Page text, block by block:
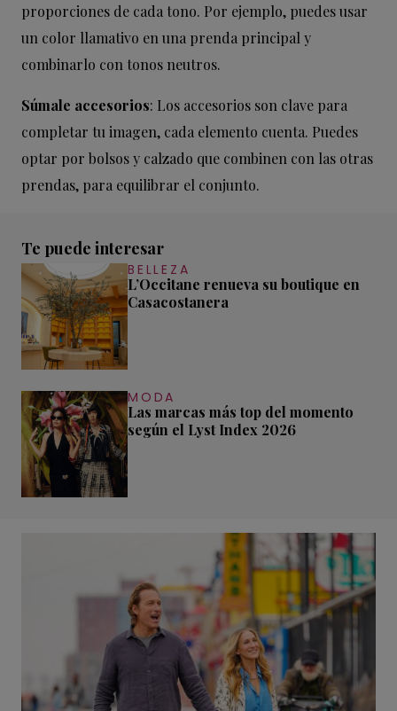
proporciones de cada tono. Por ejemplo, puedes usar
un color llamativo en una prenda principal y
combinarlo con tonos neutros.
Súmale accesorios: Los accesorios son clave para
completar tu imagen, cada elemento cuenta. Puedes
optar por bolsos y calzado que combinen con las otras
prendas, para equilibrar el conjunto.
Te puede interesar
BELLEZA
L’Occitane renueva su boutique en
Casacostanera
MODA
Las marcas más top del momento
según el Lyst Index 2026